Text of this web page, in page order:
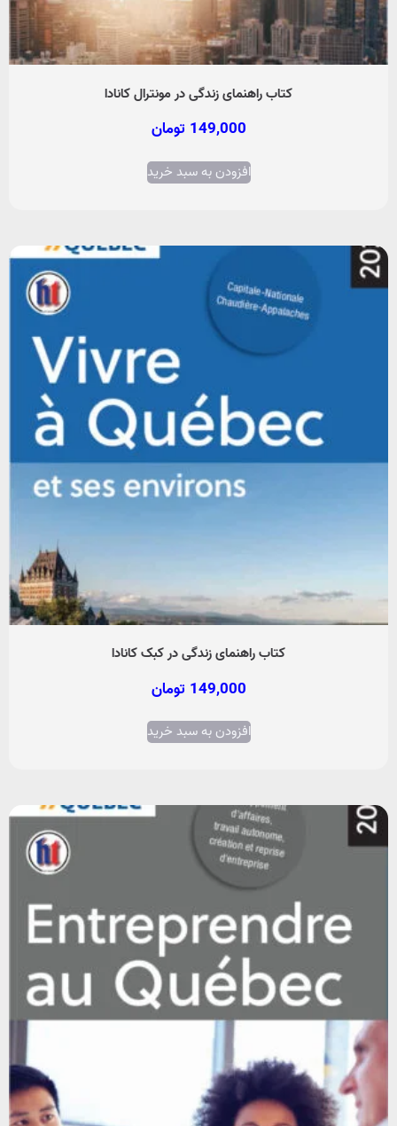
کتاب راهنمای زندگی در مونترال کانادا
149,000 تومان
افزودن به سبد خرید
کتاب راهنمای زندگی در کبک کانادا
149,000 تومان
افزودن به سبد خرید